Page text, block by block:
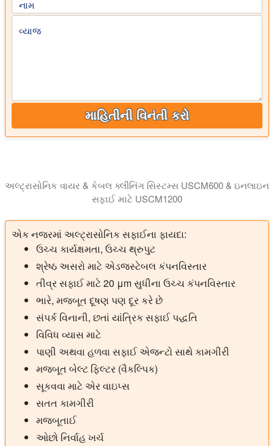
નામ
વ્યાજ
માહિતીની વિનંતી કરો
અલ્ટ્રાસોનિક વાયર & કેબલ ક્લીનિંગ સિસ્ટમ્સ USCM600 & ઇનલાઇન
સફાઈ માટે USCM1200
એક નજરમાં અલ્ટ્રાસોનિક સફાઈના ફાયદા:
ઉચ્ચ કાર્યક્ષમતા, ઉચ્ચ થ્રુપુટ
શ્રેષ્ઠ અસરો માટે એડજસ્ટેબલ કંપનવિસ્તાર
તીવ્ર સફાઈ માટે 20 μm સુધીના ઉચ્ચ કંપનવિસ્તાર
ભારે, મજબૂત દૂષણ પણ દૂર કરે છે
સંપર્ક વિનાની, છતાં યાંત્રિક સફાઈ પદ્ધતિ
વિવિધ વ્યાસ માટે
પાણી અથવા હળવા સફાઈ એજન્ટો સાથે કામગીરી
મજબૂત બેલ્ટ ફિલ્ટર (વૈકલ્પિક)
સૂકવવા માટે એર વાઇપ્સ
સતત કામગીરી
મજબૂતાઈ
ઓછો નિર્વાહ ખર્ચ